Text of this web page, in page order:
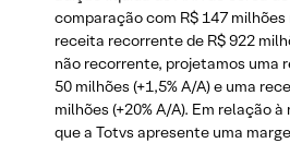
comparação com R$ 147
receita recorrente de R$ 922
não recorrente, projetamos uma
50 milhões (+1,5% A/A) e uma
milhões (+20% A/A). Em relação
que a Totvs apresente uma